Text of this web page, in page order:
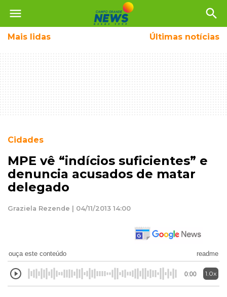
menu search
Mais lidas Últimas notícias
Cidades
MPE vê “indícios suficientes” e
denuncia acusados de matar
delegado
Graziela Rezende | 04/11/2013 14:00
ouça este conteúdo readme
0:00 1.0x